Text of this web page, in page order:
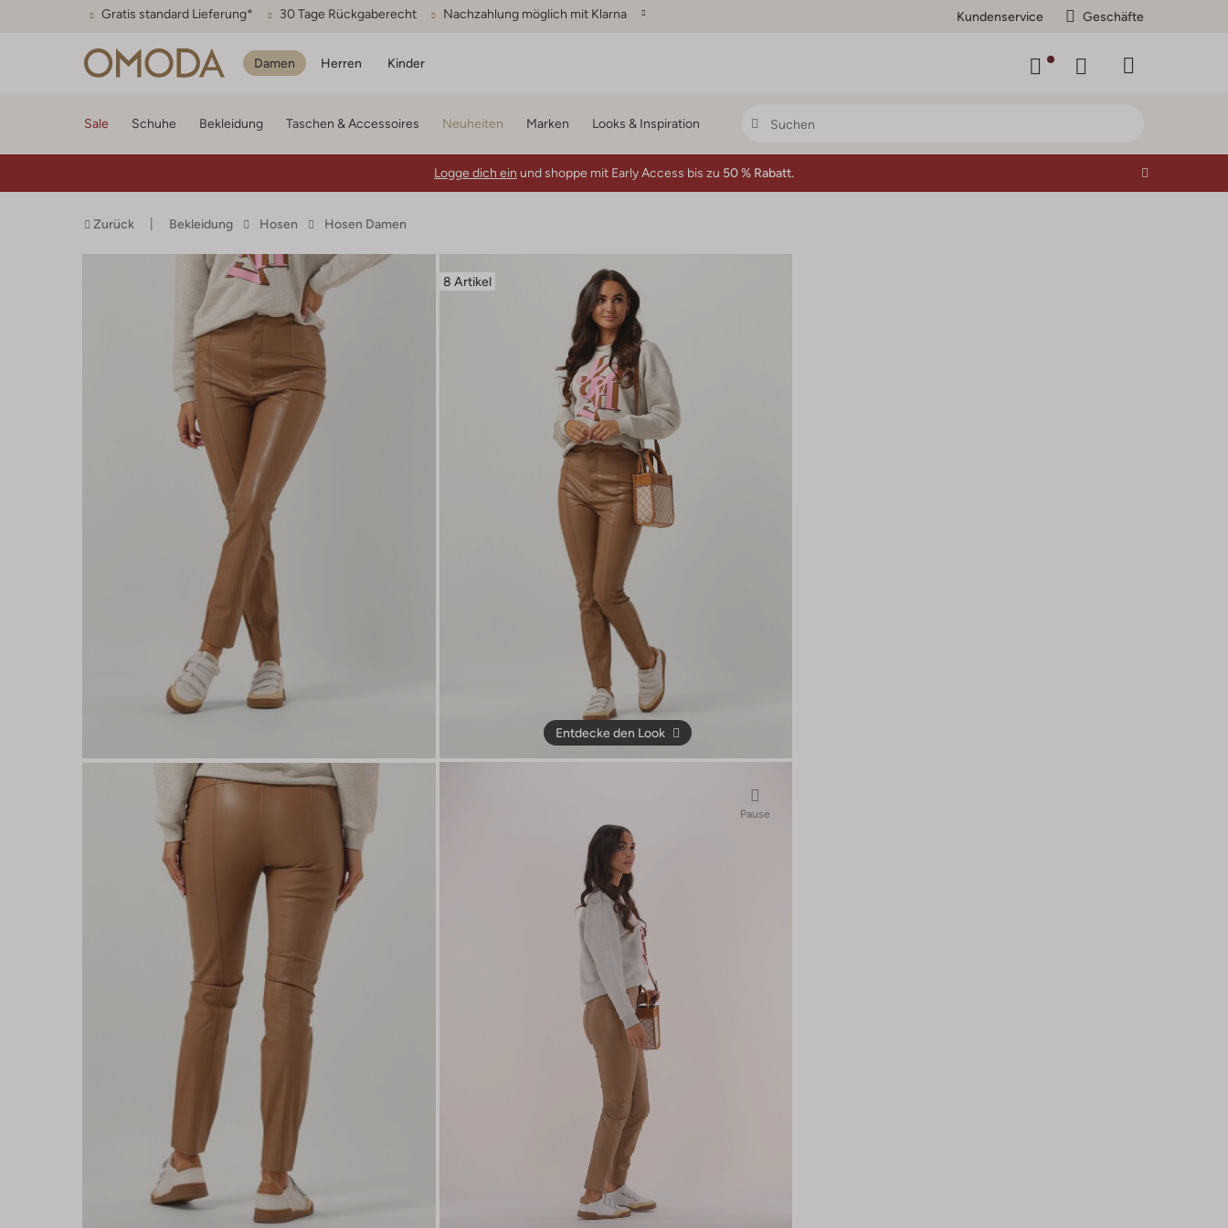
Gratis standard Lieferung* 30 Tage Rückgaberecht Nachzahlung möglich mit Klarna Kundenservice Geschäfte
Damen Herren Kinder
Sale Schuhe Bekleidung Taschen & Accessoires Neuheiten Marken Looks & Inspiration
Logge dich ein und shoppe mit Early Access bis zu 50 % Rabatt.
Zurück Bekleidung Hosen Hosen Damen
8 Artikel
Entdecke den Look
Pause